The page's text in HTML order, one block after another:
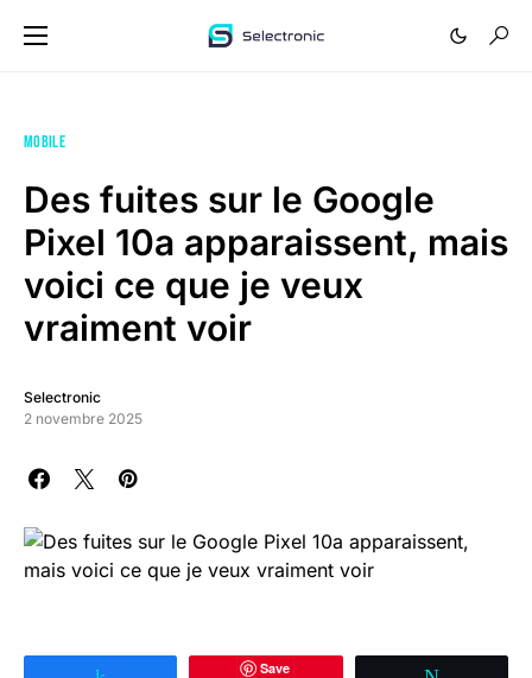
MOBILE
Des fuites sur le Google
Pixel 10a apparaissent, mais
voici ce que je veux
vraiment voir
Selectronic
2 novembre 2025
Save